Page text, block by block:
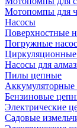
Мотопомпы для
Насосы
Поверхностные
Погружные
Насосы для
Пилы цепные
Бензиновые
Электрические
Садовые